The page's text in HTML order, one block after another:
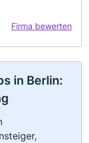
Firma bewerten
in Berlin: